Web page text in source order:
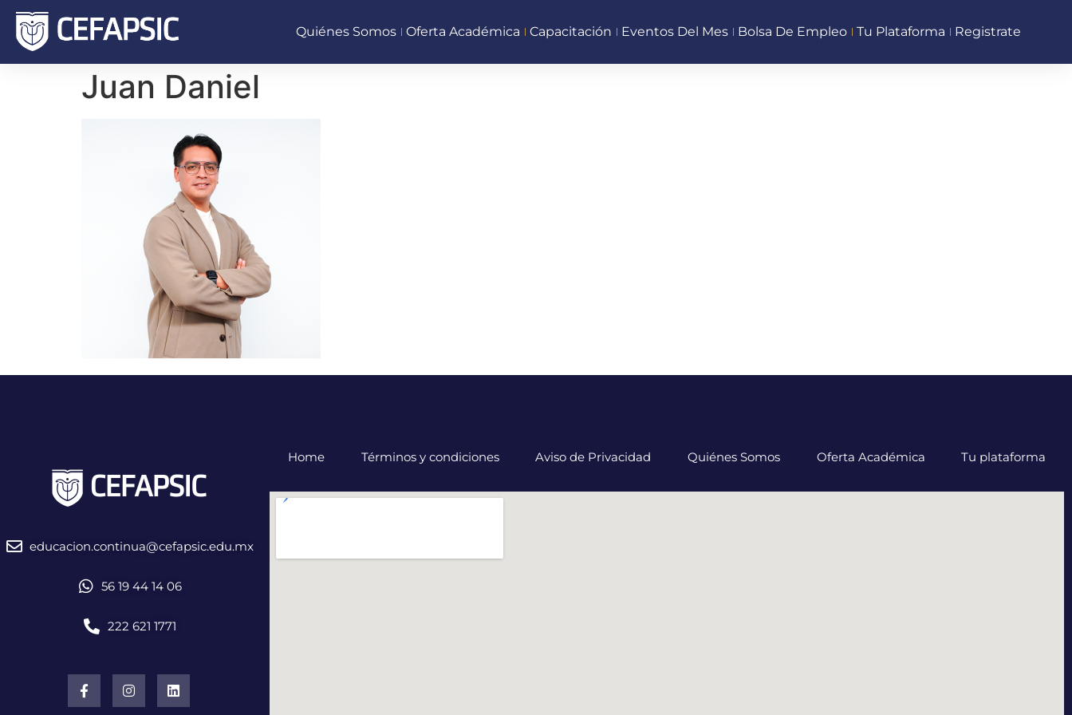
Quiénes Somos Oferta Académica Capacitación Eventos Del Mes Bolsa De Empleo Tu Plataforma Registrate
Juan Daniel
educacion.continua@cefapsic.edu.mx
56 19 44 14 06
222 621 1771
Home Términos y condiciones Aviso de Privacidad Quiénes Somos Oferta Académica Tu plataforma